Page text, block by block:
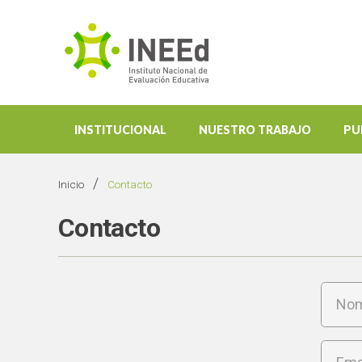
INSTITUCIONAL NUESTRO TRABAJO
Inicio / Contacto
Contacto